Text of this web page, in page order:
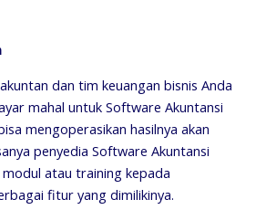
dan tim keuangan bisnis Anda
mahal untuk Software Akuntansi
mengoperasikan hasilnya akan
penyedia Software Akuntansi
atau training kepada
fitur yang dimilikinya.